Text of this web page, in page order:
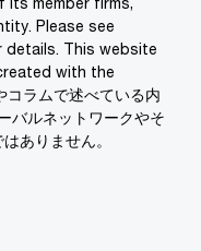
Please see
This website
with the
ラムで述べている内
バルネットワークやそ
ありません。